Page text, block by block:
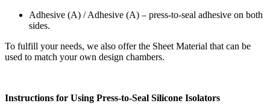
Adhesive (A) / Adhesive (A) – press-to-seal adhesive on both
sides.
To fulfill your needs, we also offer the Sheet Material that can be
used to match your own design chambers.
Instructions for Using Press-to-Seal Silicone Isolators